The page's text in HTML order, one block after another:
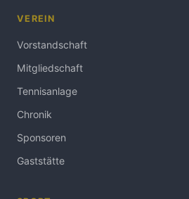
VEREIN
Vorstandschaft
Mitgliedschaft
Tennisanlage
Chronik
Sponsoren
Gaststätte